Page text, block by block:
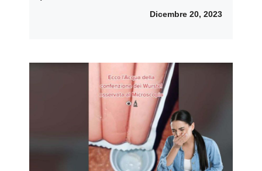
Dicembre 20, 2023